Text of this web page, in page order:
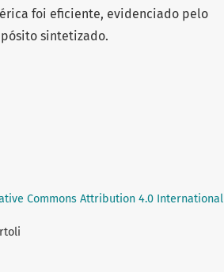
foi eficiente, evidenciado pelo
sintetizado.
Commons Attribution 4.0 International